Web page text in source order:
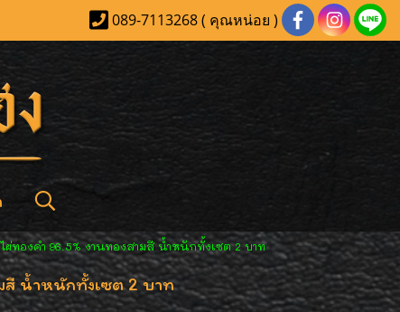
089-7113268 ( คุณหน่อย )
ผ่ทองคำ 96.5% งานทองสามสี น้ำหนักทั้งเซต 2 บาท
สี น้ำหนักทั้งเซต 2 บาท